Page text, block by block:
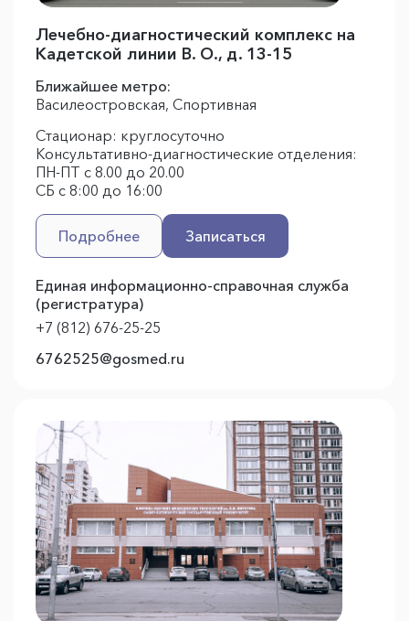
Лечебно-диагностический комплекс на
Кадетской линии В. О., д. 13-15
Ближайшее метро:
Василеостровская, Спортивная
Стационар: круглосуточно
Консультативно-диагностические отделения:
ПН-ПТ с 8.00 до 20.00
СБ с 8:00 до 16:00
Подробнее Записаться
Единая информационно-справочная служба
(регистратура)
+7 (812) 676-25-25
6762525@gosmed.ru